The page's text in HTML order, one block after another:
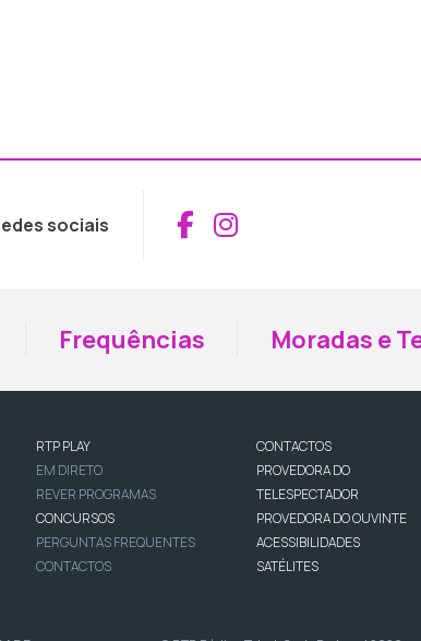
sociais Aceder ao
Aceder ao
Frequências Moradas e
RTP PLAY
EM DIRETO
REVER PROGRAMAS
CONCURSOS
PERGUNTAS FREQUENTES
CONTACTOS
CONTACTOS
PROVEDORA DO
TELESPECTADOR
PROVEDORA DO OUVINTE
ACESSIBILIDADES
SATÉLITES